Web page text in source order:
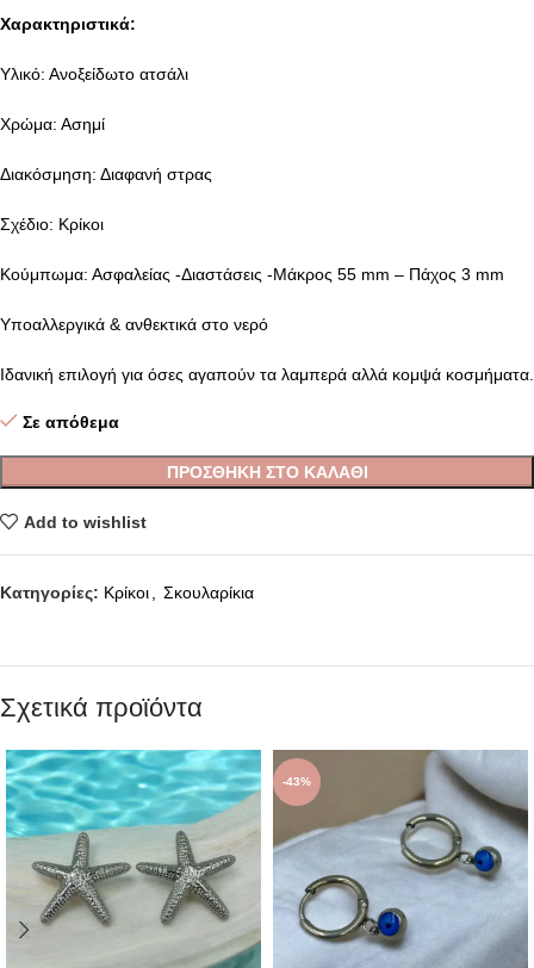
Χαρακτηριστικά:
Υλικό: Ανοξείδωτο ατσάλι
Χρώμα: Ασημί
Διακόσμηση: Διαφανή στρας
Σχέδιο: Κρίκοι
Κούμπωμα: Ασφαλείας -Διαστάσεις -Μάκρος 55 mm – Πάχος 3 mm
Υποαλλεργικά & ανθεκτικά στο νερό
Ιδανική επιλογή για όσες αγαπούν τα λαμπερά αλλά κομψά κοσμήματα.
Σε απόθεμα
ΠΡΟΣΘΉΚΗ ΣΤΟ ΚΑΛΆΘΙ
Add to wishlist
Κατηγορίες: Κρίκοι, Σκουλαρίκια
Σχετικά προϊόντα
-43%